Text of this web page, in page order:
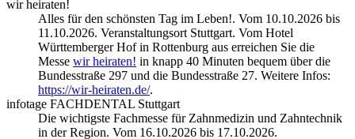
wir heiraten!
Alles für den schönsten Tag im Leben!. Vom 10.10.2026 bis
11.10.2026. Veranstaltungsort Stuttgart. Vom Hotel
Württemberger Hof in Rottenburg aus erreichen Sie die
Messe wir heiraten! in knapp 40 Minuten bequem über die
Bundesstraße 297 und die Bundesstraße 27. Weitere Infos:
https://wir-heiraten.de/.
infotage FACHDENTAL Stuttgart
Die wichtigste Fachmesse für Zahnmedizin und Zahntechnik
in der Region. Vom 16.10.2026 bis 17.10.2026.